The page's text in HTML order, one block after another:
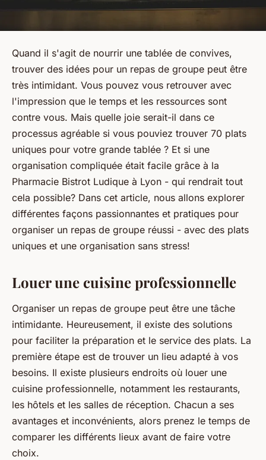
Quand il s'agit de nourrir une tablée de convives,
trouver des idées pour un repas de groupe peut être
très intimidant. Vous pouvez vous retrouver avec
l'impression que le temps et les ressources sont
contre vous. Mais quelle joie serait-il dans ce
processus agréable si vous pouviez trouver 70 plats
uniques pour votre grande tablée ? Et si une
organisation compliquée était facile grâce à la
Pharmacie Bistrot Ludique à Lyon - qui rendrait tout
cela possible? Dans cet article, nous allons explorer
différentes façons passionnantes et pratiques pour
organiser un repas de groupe réussi - avec des plats
uniques et une organisation sans stress!
Louer une cuisine professionnelle
Organiser un repas de groupe peut être une tâche
intimidante. Heureusement, il existe des solutions
pour faciliter la préparation et le service des plats. La
première étape est de trouver un lieu adapté à vos
besoins. Il existe plusieurs endroits où louer une
cuisine professionnelle, notamment les restaurants,
les hôtels et les salles de réception. Chacun a ses
avantages et inconvénients, alors prenez le temps de
comparer les différents lieux avant de faire votre
choix.